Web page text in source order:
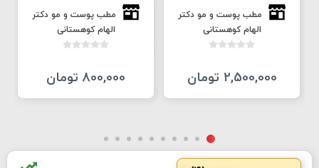
مطب پوست و مو دكتر
الهام كوهستانى
2,500,000 تومان
مطب پوست و مو دكتر
الهام كوهستانى
800,000 تومان